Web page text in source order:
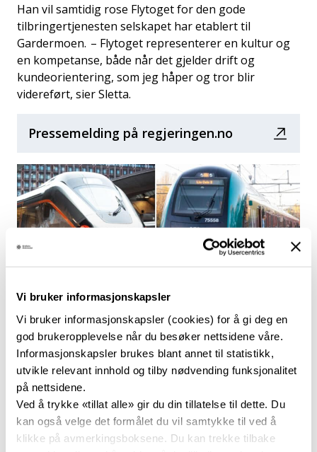
Vi bruker informasjonskapsler
Vi bruker informasjonskapsler (cookies) for å gi deg en
god brukeropplevelse når du besøker nettsidene våre.
Informasjonskapsler brukes blant annet til statistikk,
utvikle relevant innhold og tilby nødvending funksjonalitet
på nettsidene.
Ved å trykke «tillat alle» gir du din tillatelse til dette. Du
kan også velge det formålet du vil samtykke til ved å
klikke på avmerkingsboksene. Du kan trekke tilbake
Han vil samtidig rose Flytoget for den gode
tilbringertjenesten selskapet har etablert til
Gardermoen. – Flytoget representerer en kultur og
en kompetanse, både når det gjelder drift og
kundeorientering, som jeg håper og tror blir
videreført, sier Sletta.
Pressemelding på regjeringen.no
Foto: Flytoget og Jernbanedirektoratet
Regjeringen har besluttet å slå sammen Vy og Flytoget fra 1.
datterselskap i Vy-gruppen.
Relaterte nyhetssaker